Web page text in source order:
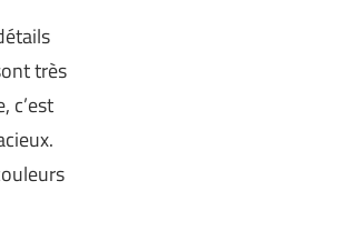
très
c’est